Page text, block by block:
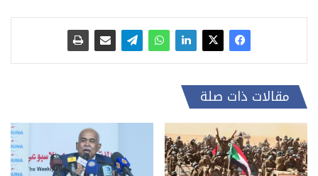
مقالات ذات صلة